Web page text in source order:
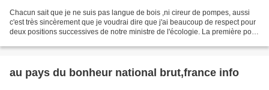
Chacun sait que je ne suis pas langue de bois ,ni cireur de pompes, aussi
c'est très sincèrement que je voudrai dire que j'ai beaucoup de respect pour
deux positions successives de notre ministre de l'écologie. La première pour
au pays du bonheur national brut,france info